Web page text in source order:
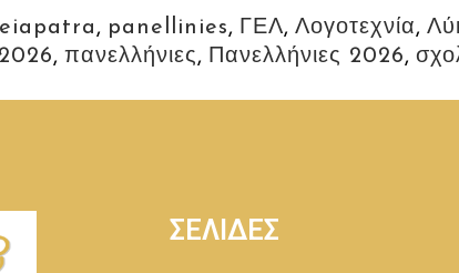
, panellinies, ΓΕΛ, Λογοτεχνία,
, πανελλήνιες, Πανελλήνιες 2026,
ΣΕΛΙΔΕΣ